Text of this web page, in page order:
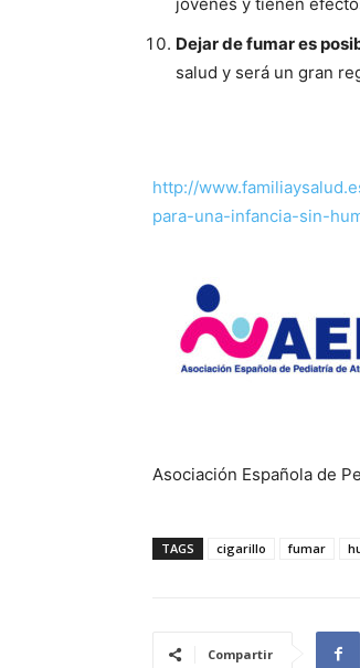
Dejar de fumar es
salud y será un gran
http://
para-una-infancia-sin-
Asociación Española de
TAGS cigarillo fumar
Compartir